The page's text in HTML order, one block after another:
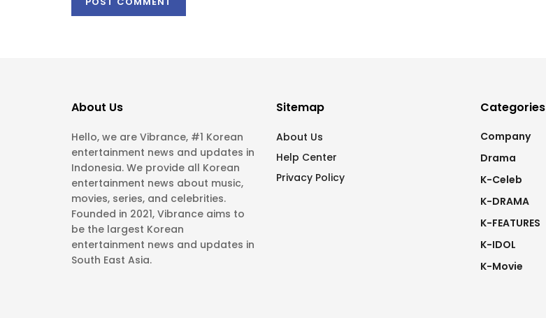
About Us
Hello, we are Vibrance, #1 Korean
entertainment news and updates in
Indonesia. We provide all Korean
entertainment news about music,
movies, series, and celebrities.
Founded in 2021, Vibrance aims to
be the largest Korean
entertainment news and updates in
South East Asia.
Sitemap
About Us
Help Center
Privacy Policy
Categories
Company
Drama
K-Celeb
K-DRAMA
K-FEATURES
K-IDOL
K-Movie